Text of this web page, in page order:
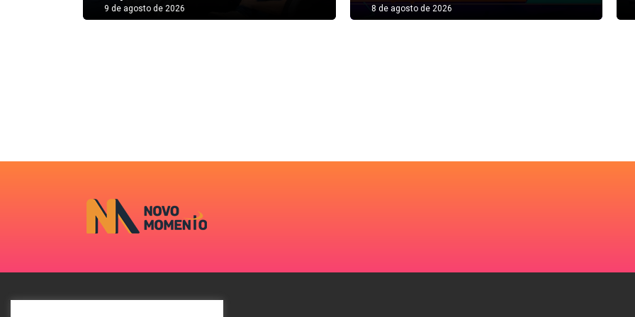
9 de agosto de 2026 8 de agosto de 2026